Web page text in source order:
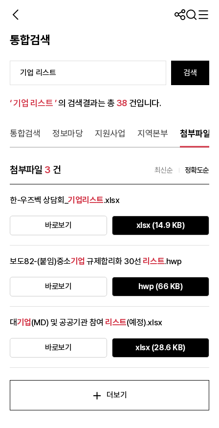
통합검색
검색
‘ 기업 리스트 ’의 검색결과는 총 38 건입니다.
통합검색 정보마당 지원사업 지역본부 첨부파일
첨부파일 3 건 최신순 정확도순
한-우즈벡 상담회_기업리스트.xlsx
바로보기 xlsx (14.9 KB)
보도82-(붙임)중소기업 규제합리화 30선 리스트.hwp
바로보기 hwp (66 KB)
대기업(MD) 및 공공기관 참여 리스트(예정).xlsx
바로보기 xlsx (28.6 KB)
더보기